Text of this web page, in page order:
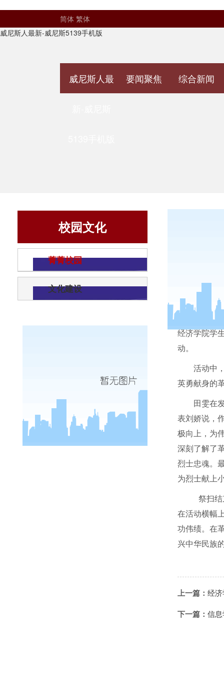
简体 繁体
威尼斯人最新-威尼斯5139手机版
威尼斯人最 要闻聚焦 综合新闻
校园文化
菁菁校园
文化建设
为了缅
经济学院学
动。
活动中
英勇献身的
田雯在
表刘娇说，
极向上，为
深刻了解了
烈士忠魂。
为烈士献上
祭扫结
在活动横幅
功伟绩。在
兴中华民族
上一篇： 经
下一篇： 信